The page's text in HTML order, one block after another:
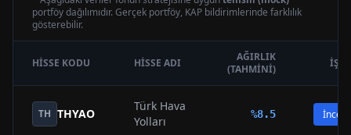
portföy dağılımıdır. Gerçek portföy, KAP bildirimlerinde farklılık
gösterebilir.
HISSE KODU HISSE ADI
AĞIRLIK
(TAHMINI)
TH THYAO
Türk Hava
Yolları
%8.5 İncele